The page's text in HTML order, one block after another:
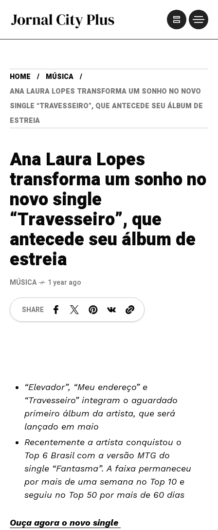
HOME
MÚSICA
ANA LAURA LOPES TRANSFORMA UM SONHO NO NOVO
SINGLE “TRAVESSEIRO”, QUE ANTECEDE SEU ÁLBUM DE
ESTREIA
Ana Laura Lopes
transforma um sonho no
novo single
“Travesseiro”, que
antecede seu álbum de
estreia
MÚSICA 1 year ago
SHARE
“Elevador”, “Meu endereço” e
“Travesseiro” integram o aguardado
primeiro álbum da artista, que será
lançado em maio
Recentemente a artista conquistou o
Top 6 Brasil com a versão MTG do
single “Fantasma”. A faixa permaneceu
por mais de uma semana no Top 10 e
seguiu no Top 50 por mais de 60 dias
Ouça agora o novo single